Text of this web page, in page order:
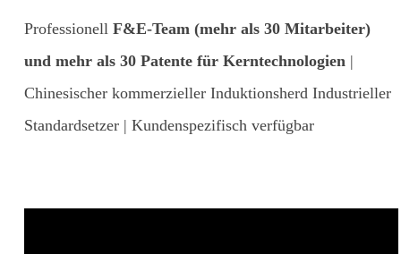
Professionell F&E-Team (mehr als 30 Mitarbeiter)
und mehr als 30 Patente für Kerntechnologien |
Chinesischer kommerzieller Induktionsherd Industrieller
Standardsetzer | Kundenspezifisch verfügbar